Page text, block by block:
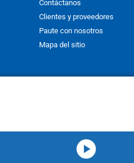
Contáctanos
Clientes y proveedores
Paute con nosotros
Mapa del sitio
total o parcial, así
translation without written